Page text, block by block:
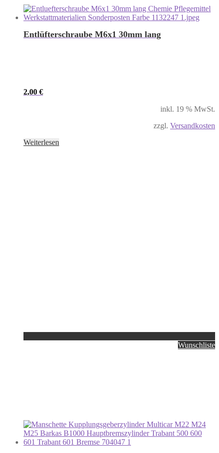
Entlüfterschraube M6x1 30mm lang
2,00 €
inkl. 19 % MwSt.
zzgl. Versandkosten
Weiterlesen
Wunschliste